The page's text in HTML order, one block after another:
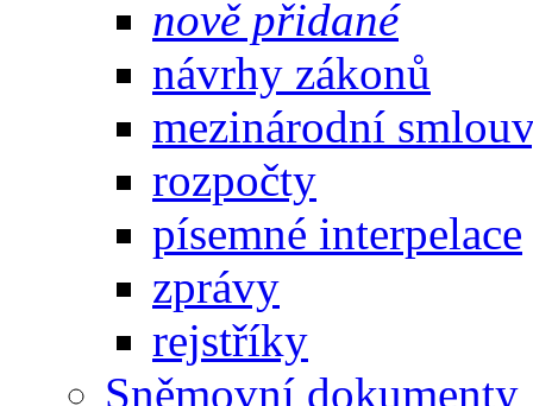
nově přidané
návrhy zákonů
mezinárodní
rozpočty
písemné interpelace
zprávy
rejstříky
Sněmovní dokumenty